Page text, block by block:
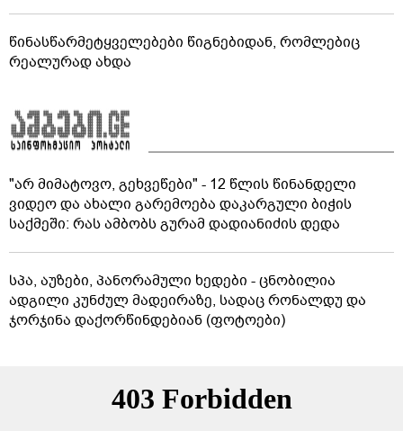
წინასწარმეტყველებები წიგნებიდან, რომლებიც
რეალურად ახდა
"არ მიმატოვო, გეხვეწები" - 12 წლის წინანდელი
ვიდეო და ახალი გარემოება დაკარგული ბიჭის
საქმეში: რას ამბობს გურამ დადიანიძის დედა
სპა, აუზები, პანორამული ხედები - ცნობილია
ადგილი კუნძულ მადეირაზე, სადაც რონალდუ და
ჯორჯინა დაქორწინდებიან (ფოტოები)